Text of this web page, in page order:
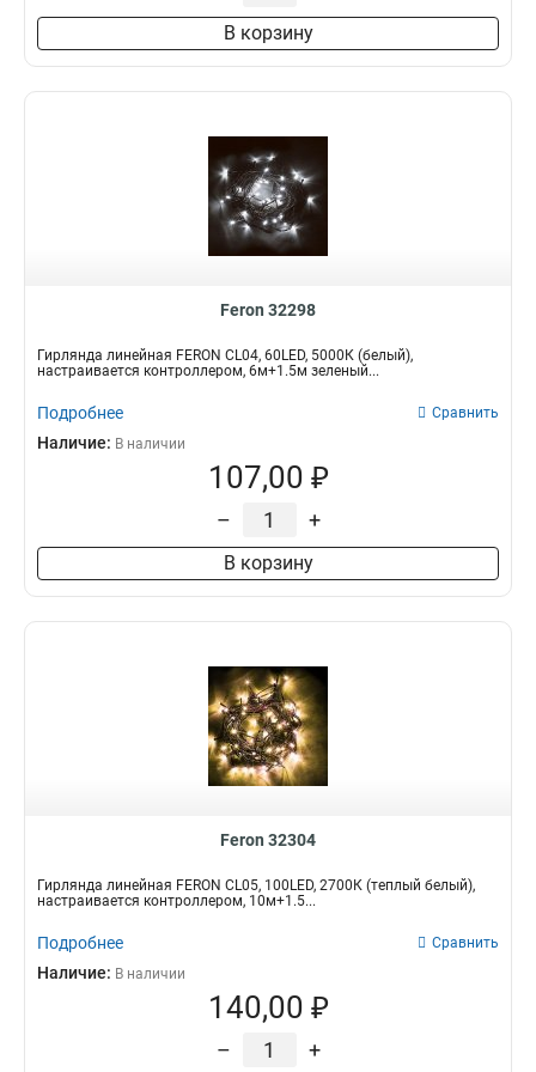
В корзину
Feron 32298
Гирлянда линейная FERON CL04, 60LED, 5000К (белый),
настраивается контроллером, 6м+1.5м зеленый...
Подробнее Сравнить
Наличие: В наличии
107,00 ₽
– +
В корзину
Feron 32304
Гирлянда линейная FERON CL05, 100LED, 2700К (теплый белый),
настраивается контроллером, 10м+1.5...
Подробнее Сравнить
Наличие: В наличии
140,00 ₽
– +